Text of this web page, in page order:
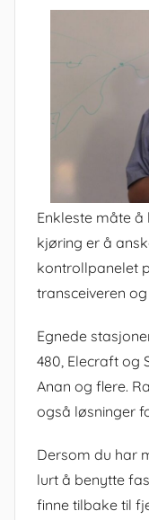
Enkleste måte
kjøring er å
kontrollpanelet
transceiveren
Egnede
480, Elecraft og
Anan og flere.
også løsninger
Dersom du har
lurt å benytte
finne tilbake til